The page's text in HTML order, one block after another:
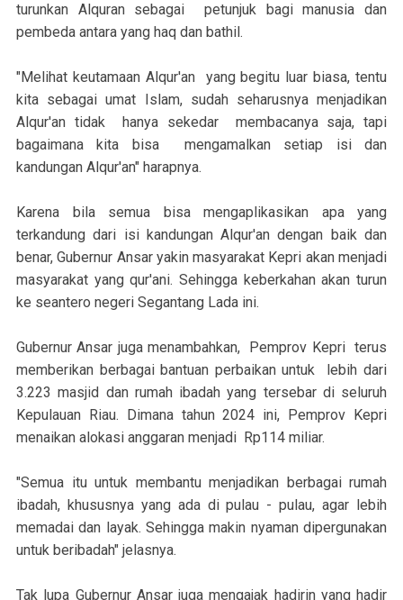
turunkan Alquran sebagai petunjuk bagi manusia dan
pembeda antara yang haq dan bathil.
"Melihat keutamaan Alqur'an yang begitu luar biasa, tentu
kita sebagai umat Islam, sudah seharusnya menjadikan
Alqur'an tidak hanya sekedar membacanya saja, tapi
bagaimana kita bisa mengamalkan setiap isi dan
kandungan Alqur'an" harapnya.
Karena bila semua bisa mengaplikasikan apa yang
terkandung dari isi kandungan Alqur'an dengan baik dan
benar, Gubernur Ansar yakin masyarakat Kepri akan menjadi
masyarakat yang qur'ani. Sehingga keberkahan akan turun
ke seantero negeri Segantang Lada ini.
Gubernur Ansar juga menambahkan, Pemprov Kepri terus
memberikan berbagai bantuan perbaikan untuk lebih dari
3.223 masjid dan rumah ibadah yang tersebar di seluruh
Kepulauan Riau. Dimana tahun 2024 ini, Pemprov Kepri
menaikan alokasi anggaran menjadi Rp114 miliar.
"Semua itu untuk membantu menjadikan berbagai rumah
ibadah, khususnya yang ada di pulau - pulau, agar lebih
memadai dan layak. Sehingga makin nyaman dipergunakan
untuk beribadah" jelasnya.
Tak lupa Gubernur Ansar juga mengajak hadirin yang hadir